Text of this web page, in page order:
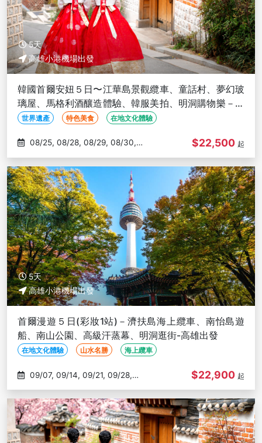
5天
高雄小港機場出發
韓國首爾安妞５日〜江華島景觀纜車、童話村、夢幻玻
璃屋、馬格利酒釀造體驗、韓服美拍、明洞購物樂－高
雄出發
世界遺產 特色美食 在地文化體驗
09/01
$22,500 起
5天
高雄小港機場出發
首爾漫遊５日(彩妝1站)－濟扶島海上纜車、南怡島遊
船、南山公園、高級汗蒸幕、明洞逛街-高雄出發
在地文化體驗 山水名勝 海上纜車
10/05
$22,900 起